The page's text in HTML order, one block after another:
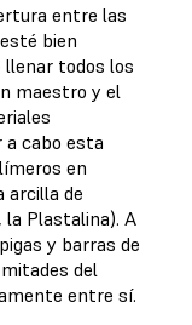
entre las
bien
llenar todos los
maestro y el
cabo esta
en
arcilla de
la Plastalina). A
y barras de
del
entre sí.